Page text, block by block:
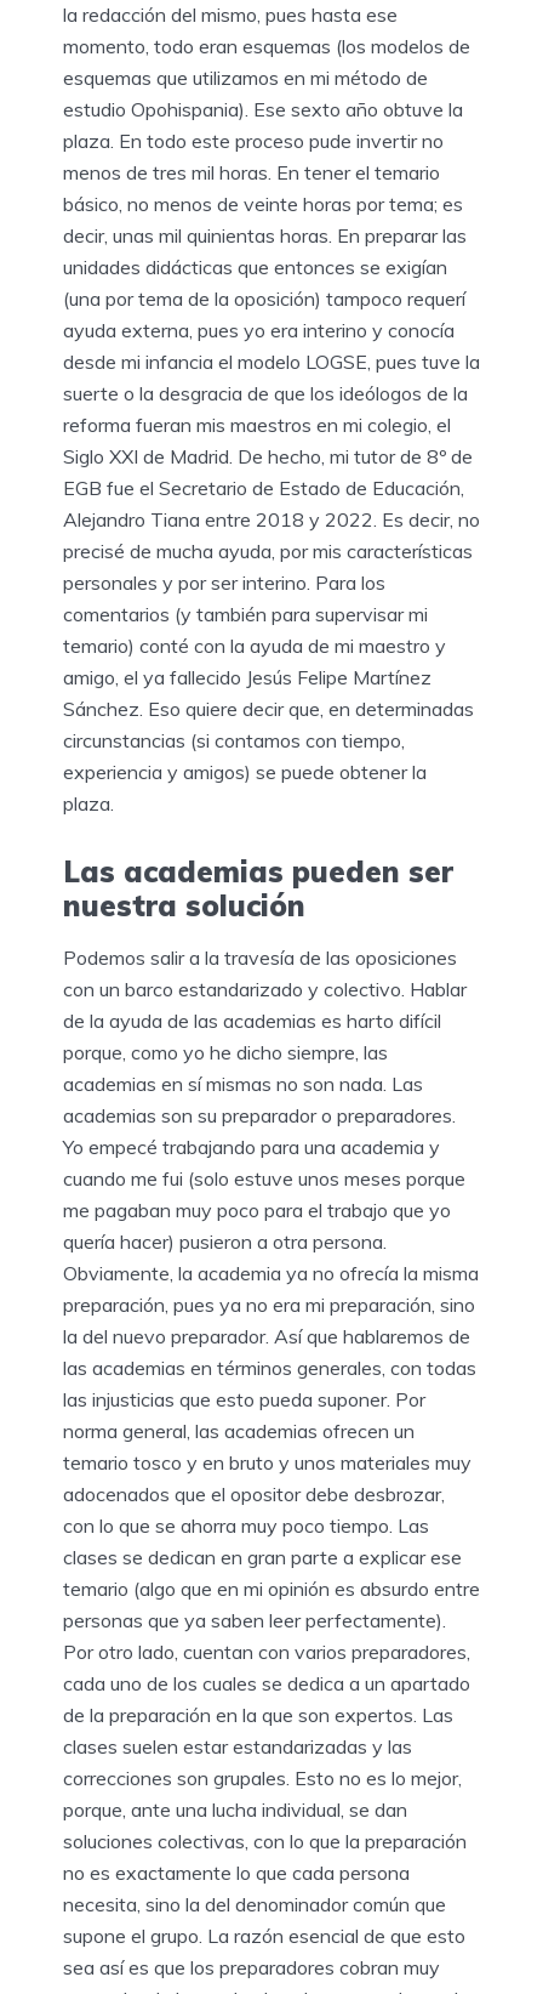
la redacción del mismo, pues hasta ese
momento, todo eran esquemas (los modelos de
esquemas que utilizamos en mi método de
estudio Opohispania). Ese sexto año obtuve la
plaza. En todo este proceso pude invertir no
menos de tres mil horas. En tener el temario
básico, no menos de veinte horas por tema; es
decir, unas mil quinientas horas. En preparar las
unidades didácticas que entonces se exigían
(una por tema de la oposición) tampoco requerí
ayuda externa, pues yo era interino y conocía
desde mi infancia el modelo LOGSE, pues tuve la
suerte o la desgracia de que los ideólogos de la
reforma fueran mis maestros en mi colegio, el
Siglo XXI de Madrid. De hecho, mi tutor de 8º de
EGB fue el Secretario de Estado de Educación,
Alejandro Tiana entre 2018 y 2022. Es decir, no
precisé de mucha ayuda, por mis características
personales y por ser interino. Para los
comentarios (y también para supervisar mi
temario) conté con la ayuda de mi maestro y
amigo, el ya fallecido Jesús Felipe Martínez
Sánchez. Eso quiere decir que, en determinadas
circunstancias (si contamos con tiempo,
experiencia y amigos) se puede obtener la
plaza.
Las academias pueden ser
nuestra solución
Podemos salir a la travesía de las oposiciones
con un barco estandarizado y colectivo. Hablar
de la ayuda de las academias es harto difícil
porque, como yo he dicho siempre, las
academias en sí mismas no son nada. Las
academias son su preparador o preparadores.
Yo empecé trabajando para una academia y
cuando me fui (solo estuve unos meses porque
me pagaban muy poco para el trabajo que yo
quería hacer) pusieron a otra persona.
Obviamente, la academia ya no ofrecía la misma
preparación, pues ya no era mi preparación, sino
la del nuevo preparador. Así que hablaremos de
las academias en términos generales, con todas
las injusticias que esto pueda suponer. Por
norma general, las academias ofrecen un
temario tosco y en bruto y unos materiales muy
adocenados que el opositor debe desbrozar,
con lo que se ahorra muy poco tiempo. Las
clases se dedican en gran parte a explicar ese
temario (algo que en mi opinión es absurdo entre
personas que ya saben leer perfectamente).
Por otro lado, cuentan con varios preparadores,
cada uno de los cuales se dedica a un apartado
de la preparación en la que son expertos. Las
clases suelen estar estandarizadas y las
correcciones son grupales. Esto no es lo mejor,
porque, ante una lucha individual, se dan
soluciones colectivas, con lo que la preparación
no es exactamente lo que cada persona
necesita, sino la del denominador común que
supone el grupo. La razón esencial de que esto
sea así es que los preparadores cobran muy